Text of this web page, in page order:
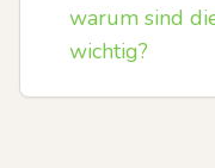
warum sind
wichtig?